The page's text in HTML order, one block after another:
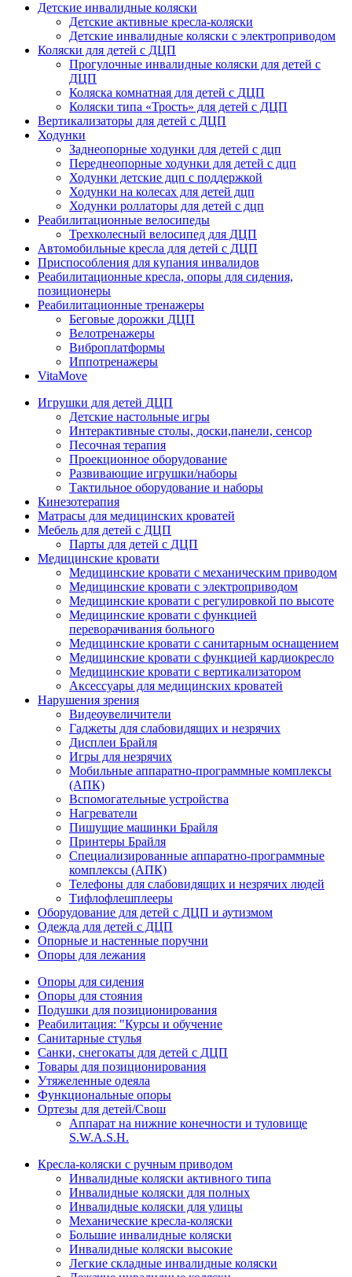
Детские инвалидные коляски
Детские активные кресла-коляски
Детские инвалидные коляски с электроприводом
Коляски для детей с ДЦП
Прогулочные инвалидные коляски для детей с
ДЦП
Коляска комнатная для детей с ДЦП
Коляски типа «Трость» для детей с ДЦП
Вертикализаторы для детей с ДЦП
Ходунки
Заднеопорные ходунки для детей с дцп
Переднеопорные ходунки для детей с дцп
Ходунки детские дцп с поддержкой
Ходунки на колесах для детей дцп
Ходунки роллаторы для детей с дцп
Реабилитационные велосипеды
Трехколесный велосипед для ДЦП
Автомобильные кресла для детей с ДЦП
Приспособления для купания инвалидов
Реабилитационные кресла, опоры для сидения,
позиционеры
Реабилитационные тренажеры
Беговые дорожки ДЦП
Велотренажеры
Виброплатформы
Иппотренажеры
VitaMove
Игрушки для детей ДЦП
Детские настольные игры
Интерактивные столы, доски,панели, сенсор
Песочная терапия
Проекционное оборудование
Развивающие игрушки/наборы
Тактильное оборудование и наборы
Кинезотерапия
Матрасы для медицинских кроватей
Мебель для детей с ДЦП
Парты для детей с ДЦП
Медицинские кровати
Медицинские кровати с механическим приводом
Медицинские кровати с электроприводом
Медицинские кровати с регулировкой по высоте
Медицинские кровати с функцией
переворачивания больного
Медицинские кровати с санитарным оснащением
Медицинские кровати с функцией кардиокресло
Медицинские кровати с вертикализатором
Аксессуары для медицинских кроватей
Нарушения зрения
Видеоувеличители
Гаджеты для слабовидящих и незрячих
Дисплеи Брайля
Игры для незрячих
Мобильные аппаратно-программные комплексы
(АПК)
Вспомогательные устройства
Нагреватели
Пишущие машинки Брайля
Принтеры Брайля
Специализированные аппаратно-программные
комплексы (АПК)
Телефоны для слабовидящих и незрячих людей
Тифлофлешплееры
Оборудование для детей с ДЦП и аутизмом
Одежда для детей с ДЦП
Опорные и настенные поручни
Опоры для лежания
Опоры для сидения
Опоры для стояния
Подушки для позиционирования
Реабилитация: "Курсы и обучение
Санитарные стулья
Санки, снегокаты для детей с ДЦП
Товары для позиционирования
Утяжеленные одеяла
Функциональные опоры
Ортезы для детей/Свош
Аппарат на нижние конечности и туловище
S.W.A.S.H.
Кресла-коляски с ручным приводом
Инвалидные коляски активного типа
Инвалидные коляски для полных
Инвалидные коляски для улицы
Механические кресла-коляски
Большие инвалидные коляски
Инвалидные коляски высокие
Легкие складные инвалидные коляски